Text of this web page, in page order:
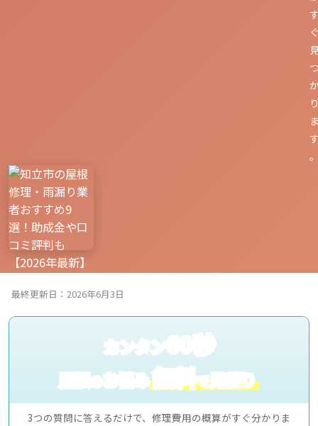
最終更新日：2026年6月3日
カンタン60秒
屋根のお悩み無料で見積り
3つの質問に答えるだけで、修理費用の概算がすぐ分かりま